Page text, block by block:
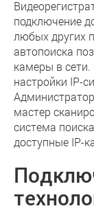
подключение
любых других
автопоиска
камеры в сети.
настройки IP-
мастер
система
доступные IP-